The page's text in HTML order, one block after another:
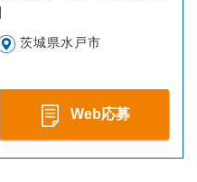
茨城県水戸市
Web応募